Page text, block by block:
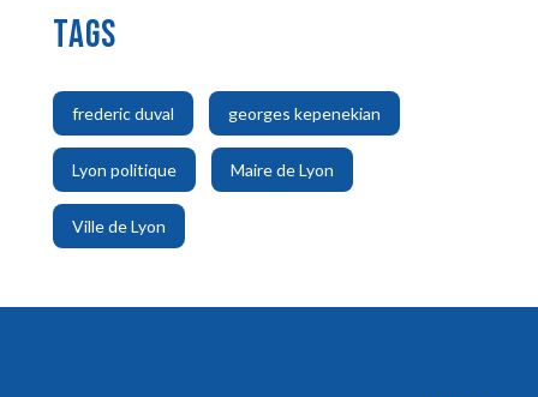
TAGS
frederic duval
,
georges kepenekian
Lyon politique
,
Maire de Lyon
Ville de Lyon